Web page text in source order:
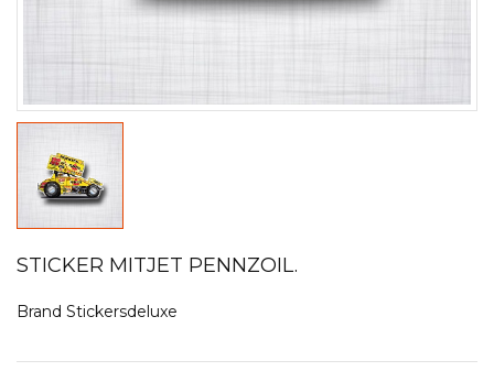
STICKER MITJET PENNZOIL.
Brand Stickersdeluxe